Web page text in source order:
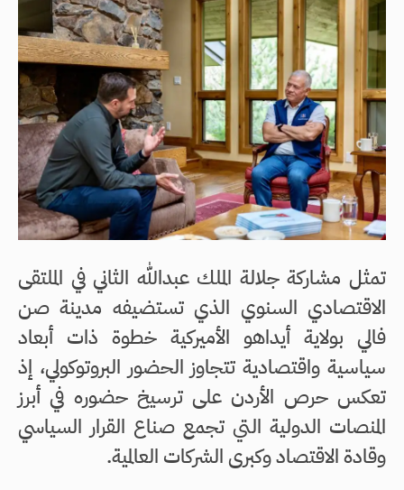
تمثل مشاركة جلالة الملك عبدالله الثاني في الملتقى
الاقتصادي السنوي الذي تستضيفه مدينة صن
فالي بولاية أيداهو الأميركية خطوة ذات أبعاد
سياسية واقتصادية تتجاوز الحضور البروتوكولي، إذ
تعكس حرص الأردن على ترسيخ حضوره في أبرز
المنصات الدولية التي تجمع صناع القرار السياسي
وقادة الاقتصاد وكبرى الشركات العالمية.